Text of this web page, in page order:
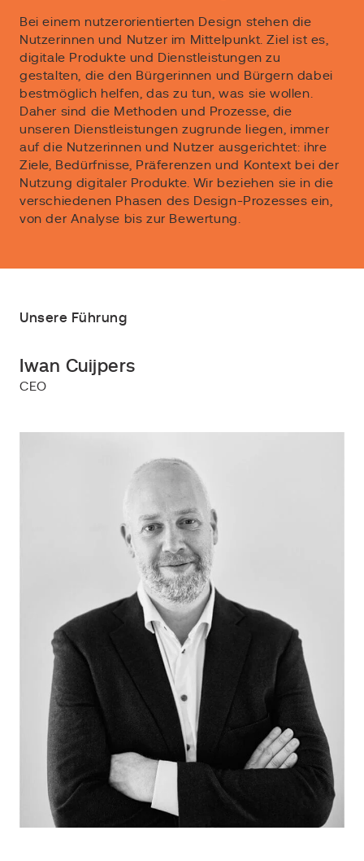
Bei einem nutzerorientierten Design stehen die
Nutzerinnen und Nutzer im Mittelpunkt. Ziel ist es,
digitale Produkte und Dienstleistungen zu
gestalten, die den Bürgerinnen und Bürgern dabei
bestmöglich helfen, das zu tun, was sie wollen.
Daher sind die Methoden und Prozesse, die
unseren Dienstleistungen zugrunde liegen, immer
auf die Nutzerinnen und Nutzer ausgerichtet: ihre
Ziele, Bedürfnisse, Präferenzen und Kontext bei der
Nutzung digitaler Produkte. Wir beziehen sie in die
verschiedenen Phasen des Design-Prozesses ein,
von der Analyse bis zur Bewertung.
Unsere Führung
Iwan Cuijpers
CEO